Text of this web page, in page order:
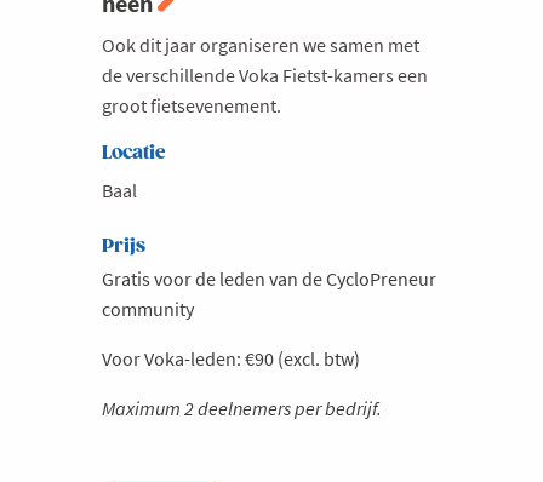
Ook dit jaar organiseren we samen met
de verschillende Voka Fietst-kamers een
groot fietsevenement.
Locatie
Baal
Prijs
Gratis voor de leden van de CycloPreneur
community
Voor Voka-leden: €90 (excl. btw)
Maximum 2 deelnemers per bedrijf.